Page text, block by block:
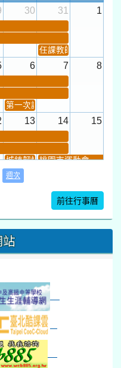
30 31 1
任課教師抽籤
6 7 8
第一次課發會 (12:30~)
13 14 15
城鎮韌性(防空)演習
桃園市運動會
暑期體育育樂營結束
21 22
習會議
下午-校務會議14:00-
八九年級返校8-9
防災演練工作分配及...
3
讀...
學程說明會...
12:30幹部訓練七年級新生健檢
週次
前往行事曆